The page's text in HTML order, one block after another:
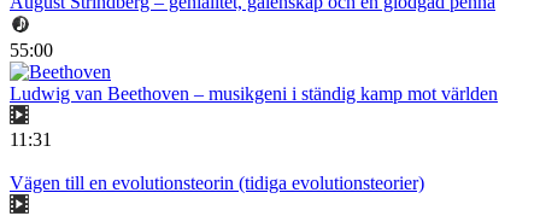
55:00
Ludwig van Beethoven – musikgeni i ständig kamp mot världen
11:31
Vägen till en evolutionsteorin (tidiga evolutionsteorier)